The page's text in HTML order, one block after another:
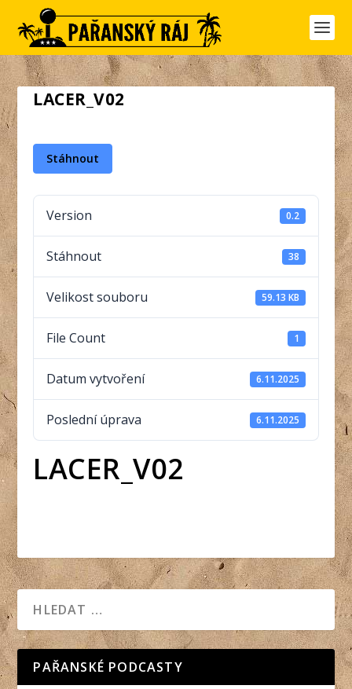
LACER_V02
Stáhnout
Version 0.2
Stáhnout 38
Velikost souboru 59.13 KB
File Count 1
Datum vytvoření 6.11.2025
Poslední úprava 6.11.2025
LACER_V02
PAŘANSKÉ PODCASTY